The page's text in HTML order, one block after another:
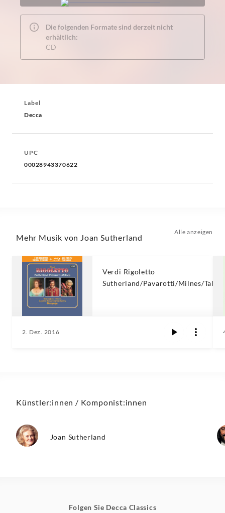
Die folgenden Formate sind derzeit nicht
erhältlich:
CD
Label
Decca
UPC
00028943370622
Mehr Musik von Joan Sutherland
Alle anzeigen
Verdi Rigoletto
Sutherland/Pavarotti/Milnes/
2. Dez. 2016
Künstler:innen / Komponist:innen
Joan Sutherland
Folgen Sie Decca Classics